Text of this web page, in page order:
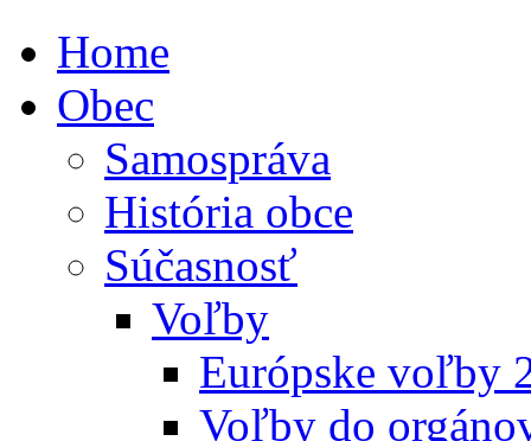
Home
Obec
Samospráva
História obce
Súčasnosť
Voľby
Európske voľby
Voľby do